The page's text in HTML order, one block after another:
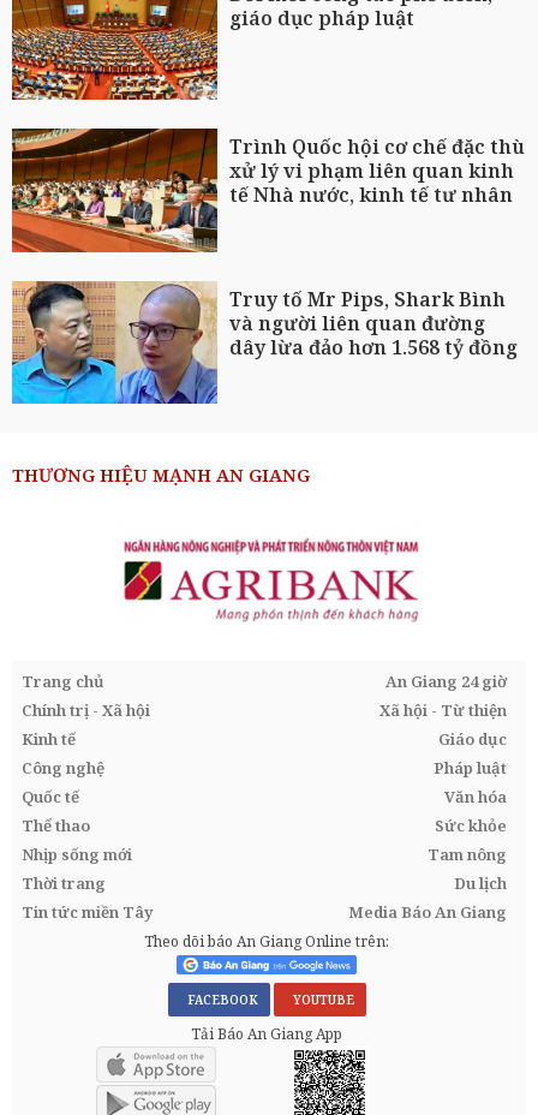
giáo dục pháp luật
Trình Quốc hội cơ chế đặc thù
xử lý vi phạm liên quan kinh
tế Nhà nước, kinh tế tư nhân
Truy tố Mr Pips, Shark Bình
và người liên quan đường
dây lừa đảo hơn 1.568 tỷ đồng
THƯƠNG HIỆU MẠNH AN GIANG
Trang chủ
An Giang 24 giờ
Chính trị - Xã hội
Xã hội - Từ thiện
Kinh tế
Giáo dục
Công nghệ
Pháp luật
Quốc tế
Văn hóa
Thể thao
Sức khỏe
Nhịp sống mới
Tam nông
Thời trang
Du lịch
Tin tức miền Tây
Media Báo An Giang
Theo dõi báo An Giang Online trên:
FACEBOOK YOUTUBE
Tải Báo An Giang App